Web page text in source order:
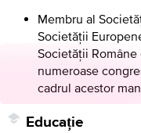
Membru al
Societății
Societății
numeroase
cadrul acestor
Educație